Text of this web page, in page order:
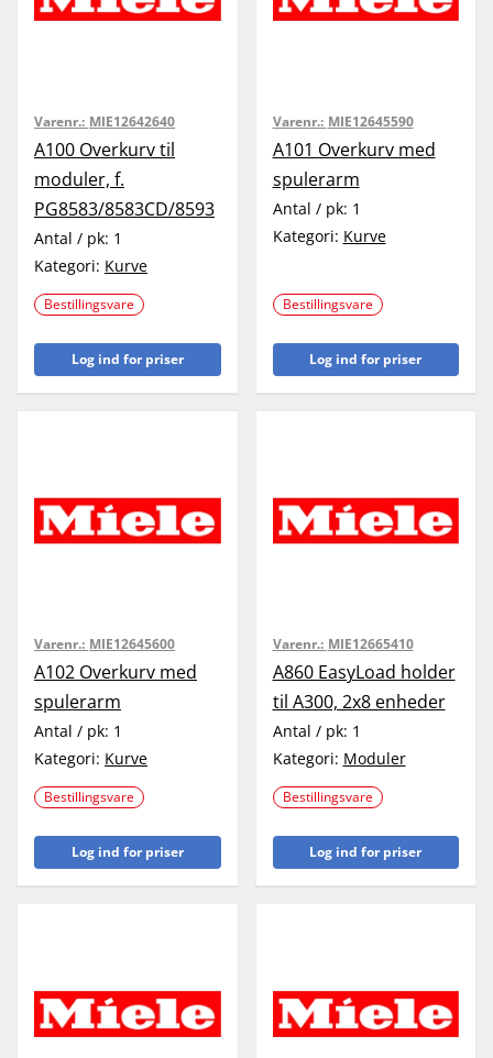
Varenr.: MIE12642640
A100 Overkurv til
moduler, f.
PG8583/8583CD/8593
Antal / pk: 1
Kategori: Kurve
Bestillingsvare
Log ind for priser
Varenr.: MIE12645590
A101 Overkurv med
spulerarm
Antal / pk: 1
Kategori: Kurve
Bestillingsvare
Log ind for priser
Varenr.: MIE12645600
A102 Overkurv med
spulerarm
Antal / pk: 1
Kategori: Kurve
Bestillingsvare
Log ind for priser
Varenr.: MIE12665410
A860 EasyLoad holder
til A300, 2x8 enheder
Antal / pk: 1
Kategori: Moduler
Bestillingsvare
Log ind for priser